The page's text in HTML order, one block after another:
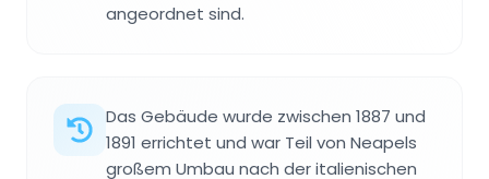
angeordnet sind.
Das Gebäude wurde zwischen 1887 und
1891 errichtet und war Teil von Neapels
großem Umbau nach der italienischen